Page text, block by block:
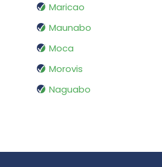
Maricao
Maunabo
Moca
Morovis
Naguabo